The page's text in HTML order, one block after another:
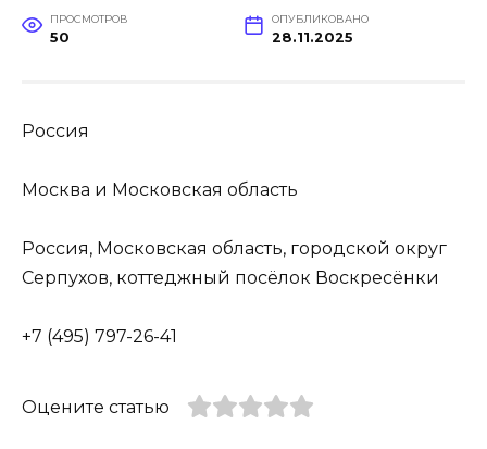
ПРОСМОТРОВ
50
ОПУБЛИКОВАНО
28.11.2025
Россия
Москва и Московская область
Россия, Московская область, городской округ
Серпухов, коттеджный посёлок Воскресёнки
+7 (495) 797-26-41
Оцените статью